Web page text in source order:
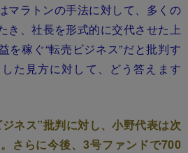
ラトンの手法に対して、多くの
き、社長を形式的に交代させた上
を稼ぐ“転売ビジネス”だと批判す
た見方に対して、どう答えます
ネス”批判に対し、小野代表は次
さらに今後、3号ファンドで700